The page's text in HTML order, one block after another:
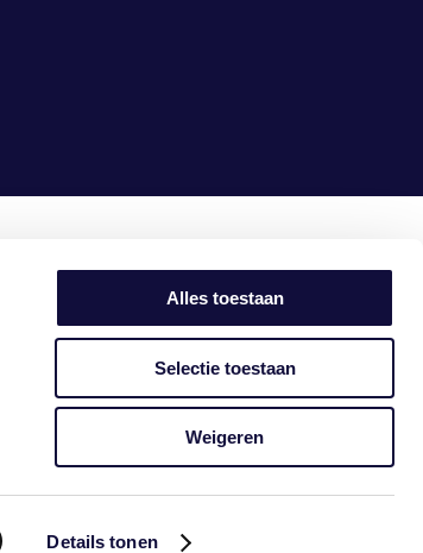
Details tonen
Alles toestaan
Selectie toestaan
Weigeren
maken we hetsimpel